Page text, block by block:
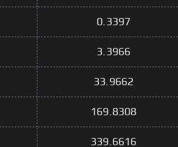
0.3397
3.3966
33.9662
169.8308
339.6616